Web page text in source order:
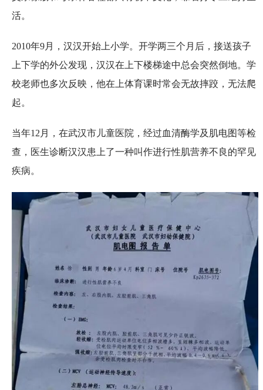
活。
2010年9月，汉汉开始上小学。开学两三个月后，接送孩子
上下学的外公发现，汉汉在上下楼梯途中总会突然倒地。学
校老师也多次反映，他在上体育课时常会无故摔跤，无法爬
起。
当年12月，在武汉市儿童医院，经过血清酶学及肌电图等检
查，医生诊断汉汉患上了一种叫作进行性肌营养不良的罕见
疾病。